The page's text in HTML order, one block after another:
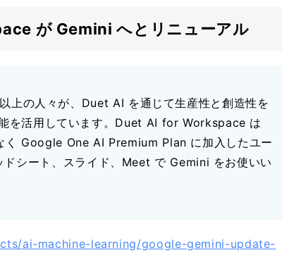
が Gemini へとリニューアル
の人々が、Duet AI を通じて生産性と創造性を
を活用しています。Duet AI for Workspace は
Google One AI Premium Plan に加入したユー
シート、スライド、Meet で Gemini をお使いい
ai-machine-learning/google-gemini-update-